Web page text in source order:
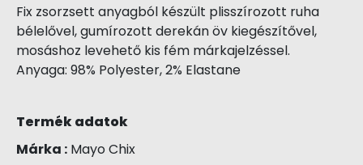
Fix zsorzsett anyagból készült plisszírozott ruha
bélelővel, gumírozott derekán öv kiegészítővel,
mosáshoz levehető kis fém márkajelzéssel.
Anyaga: 98% Polyester, 2% Elastane
Termék adatok
Márka : Mayo Chix